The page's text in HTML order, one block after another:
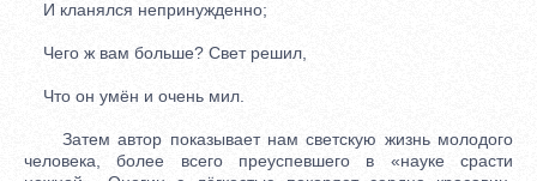
И кланялся непринужденно;
Чего ж вам больше? Свет решил,
Что он умён и очень мил.
Затем автор показывает нам светскую жизнь молодого
человека, более всего преуспевшего в «науке срасти